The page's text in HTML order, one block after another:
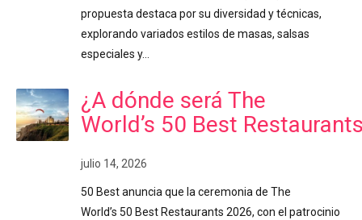
propuesta destaca por su diversidad y técnicas,
explorando variados estilos de masas, salsas
especiales y…
¿A dónde será The
World’s 50 Best
julio 14, 2026
50 Best anuncia que la ceremonia de The
World’s 50 Best Restaurants 2026, con el patrocinio